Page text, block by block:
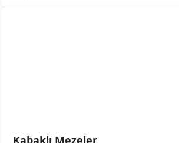
Kabaklı Mezeler